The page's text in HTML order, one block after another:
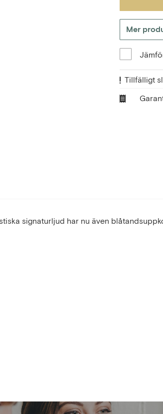
Mer
Tillfälligt
signaturljud har nu även